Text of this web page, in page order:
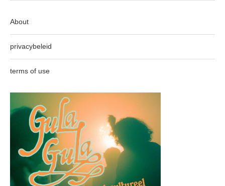
About
privacybeleid
terms of use